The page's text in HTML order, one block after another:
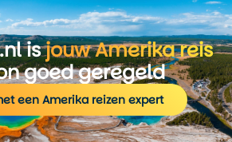
isjouw Amerika reis
goed geregeld
een Amerika reizen expert